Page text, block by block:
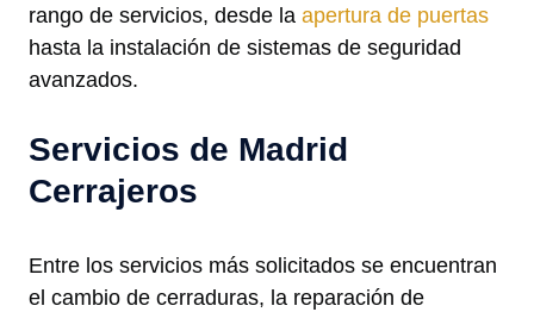
rango de servicios, desde la apertura de puertas
hasta la instalación de sistemas de seguridad
avanzados.
Servicios de Madrid
Cerrajeros
Entre los servicios más solicitados se encuentran
el cambio de cerraduras, la reparación de